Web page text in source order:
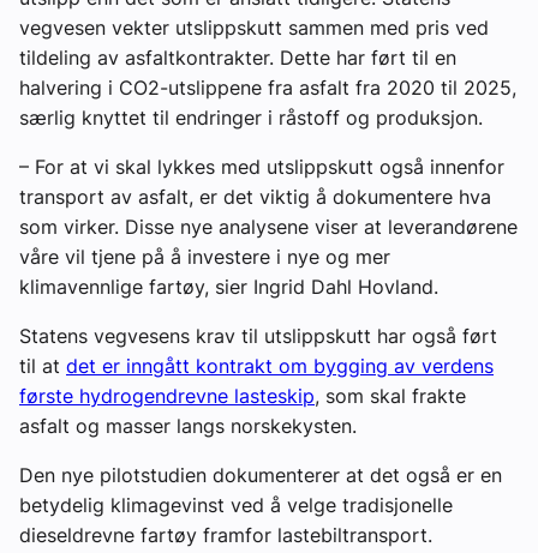
vegvesen vekter utslippskutt sammen med pris ved
tildeling av asfaltkontrakter. Dette har ført til en
halvering i CO2-utslippene fra asfalt fra 2020 til 2025,
særlig knyttet til endringer i råstoff og produksjon.
– For at vi skal lykkes med utslippskutt også innenfor
transport av asfalt, er det viktig å dokumentere hva
som virker. Disse nye analysene viser at leverandørene
våre vil tjene på å investere i nye og mer
klimavennlige fartøy, sier Ingrid Dahl Hovland.
Statens vegvesens krav til utslippskutt har også ført
til at det er inngått kontrakt om bygging av verdens
første hydrogendrevne lasteskip, som skal frakte
asfalt og masser langs norskekysten.
Den nye pilotstudien dokumenterer at det også er en
betydelig klimagevinst ved å velge tradisjonelle
dieseldrevne fartøy framfor lastebiltransport.